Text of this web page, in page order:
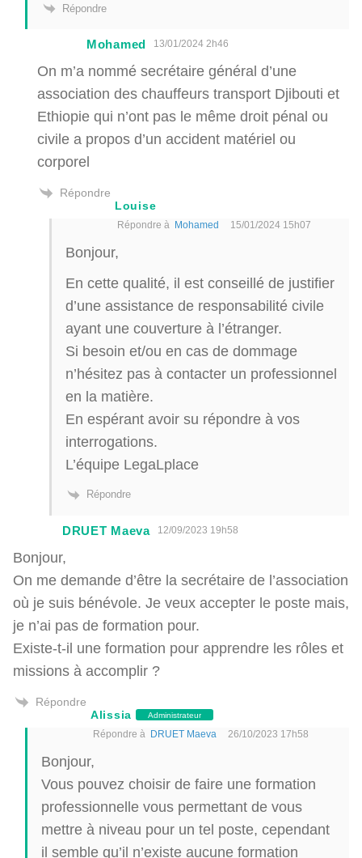
Répondre
Mohamed 13/01/2024 2h46
On m’a nommé secrétaire général d’une
association des chauffeurs transport Djibouti et
Ethiopie qui n’ont pas le même droit pénal ou
civile a propos d’un accident matériel ou
corporel
Répondre
Louise
Répondre à Mohamed 15/01/2024 15h07
Bonjour,
En cette qualité, il est conseillé de justifier
d’une assistance de responsabilité civile
ayant une couverture à l’étranger.
Si besoin et/ou en cas de dommage
n’hésitez pas à contacter un professionnel
en la matière.
En espérant avoir su répondre à vos
interrogations.
L’équipe LegaLplace
Répondre
DRUET Maeva 12/09/2023 19h58
Bonjour,
On me demande d’être la secrétaire de l’association
où je suis bénévole. Je veux accepter le poste mais,
je n’ai pas de formation pour.
Existe-t-il une formation pour apprendre les rôles et
missions à accomplir ?
Répondre
Alissia
Administrateur
Répondre à DRUET Maeva 26/10/2023 17h58
Bonjour,
Vous pouvez choisir de faire une formation
professionnelle vous permettant de vous
mettre à niveau pour un tel poste, cependant
il semble qu’il n’existe aucune formation